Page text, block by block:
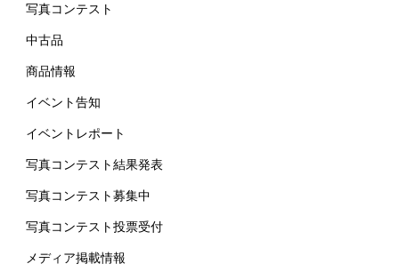
写真コンテスト
中古品
商品情報
イベント告知
イベントレポート
写真コンテスト結果発表
写真コンテスト募集中
写真コンテスト投票受付
メディア掲載情報